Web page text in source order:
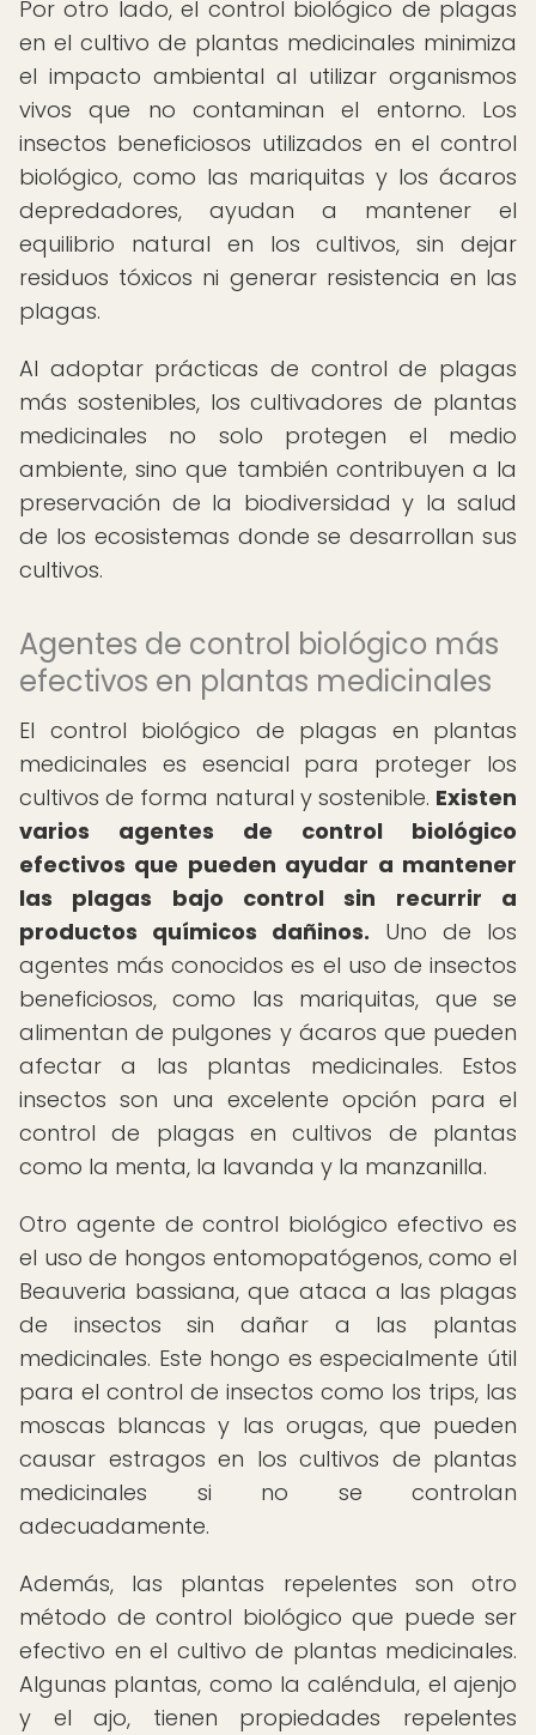
Por otro lado, el control biológico de plagas
en el cultivo de plantas medicinales minimiza
el impacto ambiental al utilizar organismos
vivos que no contaminan el entorno. Los
insectos beneficiosos utilizados en el control
biológico, como las mariquitas y los ácaros
depredadores, ayudan a mantener el
equilibrio natural en los cultivos, sin dejar
residuos tóxicos ni generar resistencia en las
plagas.
Al adoptar prácticas de control de plagas
más sostenibles, los cultivadores de plantas
medicinales no solo protegen el medio
ambiente, sino que también contribuyen a la
preservación de la biodiversidad y la salud
de los ecosistemas donde se desarrollan sus
cultivos.
Agentes de control biológico más
efectivos en plantas medicinales
El control biológico de plagas en plantas
medicinales es esencial para proteger los
cultivos de forma natural y sostenible. Existen
varios agentes de control biológico
efectivos que pueden ayudar a mantener
las plagas bajo control sin recurrir a
productos químicos dañinos. Uno de los
agentes más conocidos es el uso de insectos
beneficiosos, como las mariquitas, que se
alimentan de pulgones y ácaros que pueden
afectar a las plantas medicinales. Estos
insectos son una excelente opción para el
control de plagas en cultivos de plantas
como la menta, la lavanda y la manzanilla.
Otro agente de control biológico efectivo es
el uso de hongos entomopatógenos, como el
Beauveria bassiana, que ataca a las plagas
de insectos sin dañar a las plantas
medicinales. Este hongo es especialmente útil
para el control de insectos como los trips, las
moscas blancas y las orugas, que pueden
causar estragos en los cultivos de plantas
medicinales si no se controlan
adecuadamente.
Además, las plantas repelentes son otro
método de control biológico que puede ser
efectivo en el cultivo de plantas medicinales.
Algunas plantas, como la caléndula, el ajenjo
y el ajo, tienen propiedades repelentes